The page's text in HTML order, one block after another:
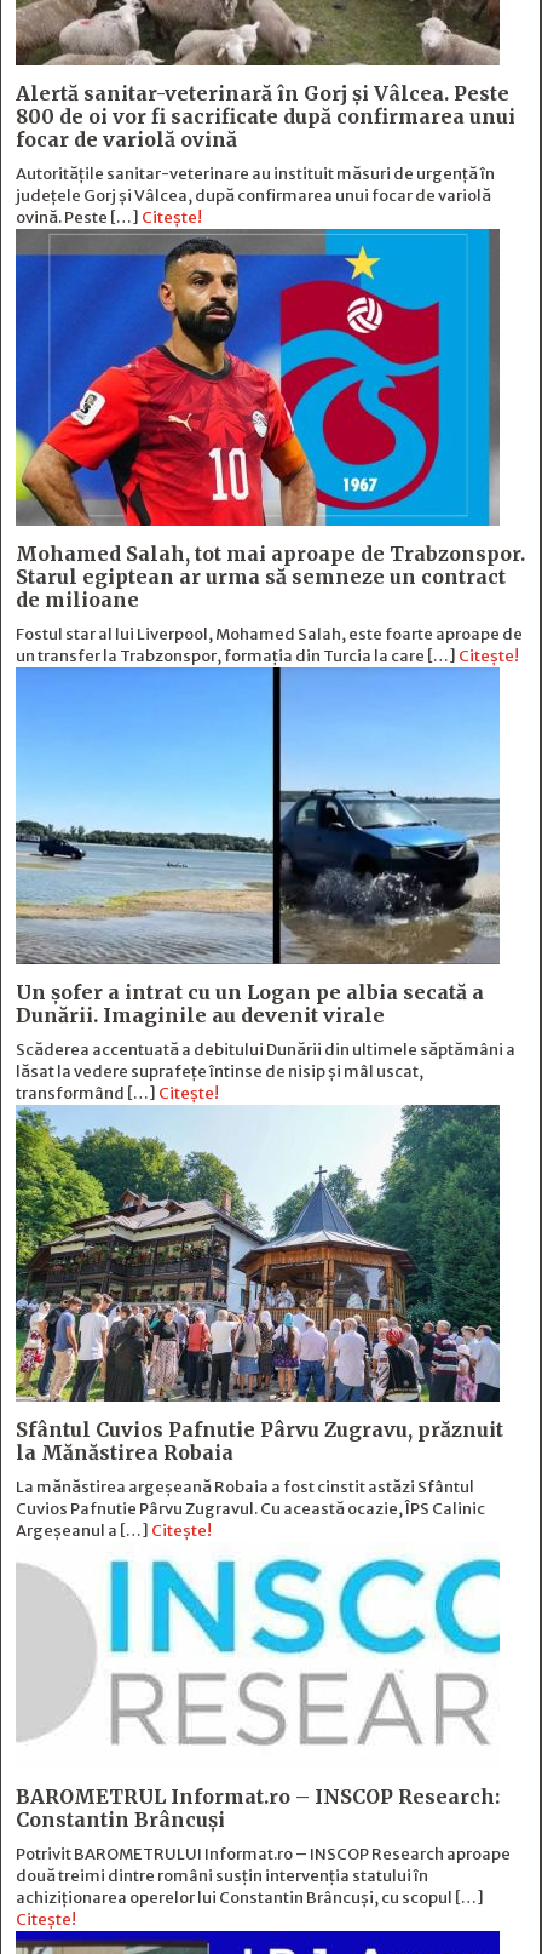
Alertă sanitar-veterinară în Gorj și Vâlcea. Peste
800 de oi vor fi sacrificate după confirmarea unui
focar de variolă ovină
Autoritățile sanitar-veterinare au instituit măsuri de urgență în
județele Gorj și Vâlcea, după confirmarea unui focar de variolă
ovină. Peste […] Citește!
Mohamed Salah, tot mai aproape de Trabzonspor.
Starul egiptean ar urma să semneze un contract
de milioane
Fostul star al lui Liverpool, Mohamed Salah, este foarte aproape de
un transfer la Trabzonspor, formația din Turcia la care […] Citește!
Un șofer a intrat cu un Logan pe albia secată a
Dunării. Imaginile au devenit virale
Scăderea accentuată a debitului Dunării din ultimele săptămâni a
lăsat la vedere suprafețe întinse de nisip și mâl uscat,
transformând […] Citește!
Sfântul Cuvios Pafnutie Pârvu Zugravu, prăznuit
la Mănăstirea Robaia
La mănăstirea argeșeană Robaia a fost cinstit astăzi Sfântul
Cuvios Pafnutie Pârvu Zugravul. Cu această ocazie, ÎPS Calinic
Argeșeanul a […] Citește!
BAROMETRUL Informat.ro – INSCOP Research:
Constantin Brâncuși
Potrivit BAROMETRULUI Informat.ro – INSCOP Research aproape
două treimi dintre români susțin intervenția statului în
achiziționarea operelor lui Constantin Brâncuși, cu scopul […]
Citește!